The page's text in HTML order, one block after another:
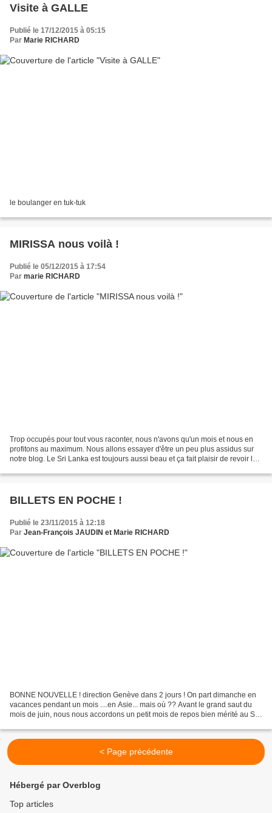
Visite à GALLE
Publié le 17/12/2015 à 05:15
Par Marie RICHARD
le boulanger en tuk-tuk
MIRISSA nous voilà !
Publié le 05/12/2015 à 17:54
Par marie RICHARD
Trop occupés pour tout vous raconter, nous n'avons qu'un mois et nous en
profitons au maximum. Nous allons essayer d'être un peu plus assidus sur
notre blog. Le Sri Lanka est toujours aussi beau et ça fait plaisir de revoir les
BILLETS EN POCHE !
Publié le 23/11/2015 à 12:18
Par Jean-François JAUDIN et Marie RICHARD
BONNE NOUVELLE ! direction Genève dans 2 jours ! On part dimanche en
vacances pendant un mois ....en Asie... mais où ?? Avant le grand saut du
mois de juin, nous nous accordons un petit mois de repos bien mérité au SRI
< Page précédente
Hébergé par Overblog
Top articles